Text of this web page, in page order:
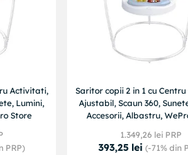
Activitati,
Lumini,
Store
PRP)
Saritor copii 2 in 1 cu
Ajustabil, Scaun 360,
Accesorii, Albastru,
1.349,26 lei PRP
393,25 lei (-71% din